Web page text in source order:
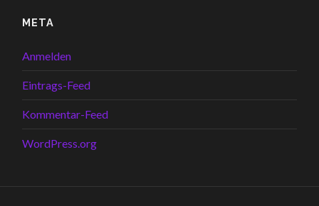
META
Anmelden
Eintrags-Feed
Kommentar-Feed
WordPress.org